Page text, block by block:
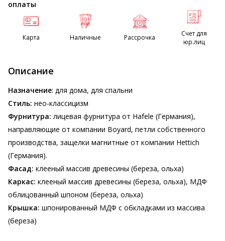
оплаты
Карта Наличные Рассрочка
Счет для
юр.лиц
Описание
Назначение: для дома, для спальни
Стиль: нео-классицизм
Фурнитура: лицевая фурнитура от Hafele (Германия),
направляющие от компании Boyard, петли собственного
производства, защелки магнитные от компании Hettich
(Германия).
Фасад: клееный массив древесины (береза, ольха)
Каркас: клееный массив древесины (береза, ольха), МДФ
облицованный шпоном (береза, ольха)
Крышка: шпонированный МДФ с обкладками из массива
(береза)